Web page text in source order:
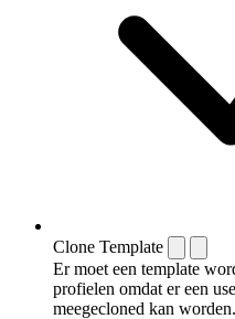
Clone Template
Er moet een template
profielen omdat er een
meegecloned kan worden.